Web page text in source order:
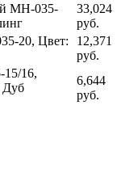
МН-035-
33,024
руб.
20, Цвет:
12,371
руб.
15/16,
Дуб
6,644
руб.